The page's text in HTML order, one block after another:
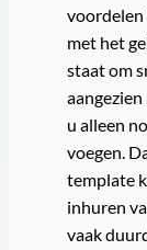
voordelen
met het
staat om
u alleen
voegen.
template
inhuren
vaak